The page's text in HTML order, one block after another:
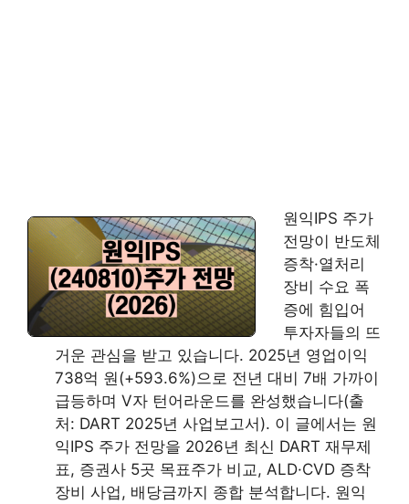
원익IPS 주가
전망이 반도체
증착·열처리
장비 수요 폭
증에 힘입어
투자자들의 뜨
거운 관심을 받고 있습니다. 2025년 영업이익
738억 원(+593.6%)으로 전년 대비 7배 가까이
급등하며 V자 턴어라운드를 완성했습니다(출
처: DART 2025년 사업보고서). 이 글에서는 원
익IPS 주가 전망을 2026년 최신 DART 재무제
표, 증권사 5곳 목표주가 비교, ALD·CVD 증착
장비 사업, 배당금까지 종합 분석합니다. 원익